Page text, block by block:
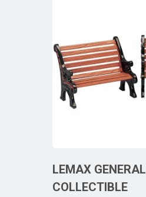
LEMAX GENERAL
COLLECTIBLE